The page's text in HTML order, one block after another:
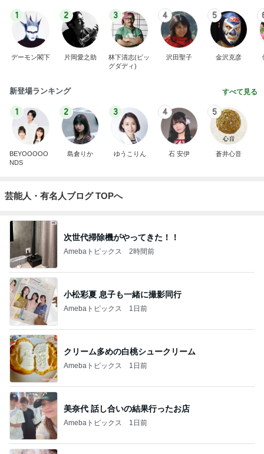
1
デーモン閣下
2
片岡愛之助
3
林下清志(ビッ
グダディ)
4
沢田聖子
5
金沢克彦
新登場ランキング すべて見る
1
BEYOOOOO
NDS
2
島倉りか
3
ゆうこりん
4
石 安伊
5
蒼井心音
芸能人・有名人ブログ TOPへ
次世代掃除機がやってきた！！
Amebaトピックス 2時間前
小松彩夏 息子も一緒に撮影同行
Amebaトピックス 1日前
クリーム多めの白桃シュークリーム
Amebaトピックス 1日前
美奈代 話し合いの結果行ったお店
Amebaトピックス 1日前